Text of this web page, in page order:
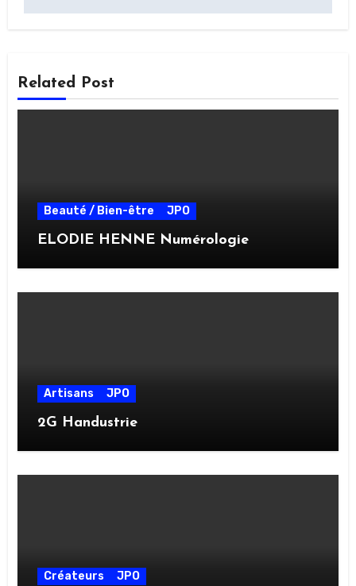
Related Post
Beauté / Bien-être JPO
ELODIE HENNE Numérologie
Artisans JPO
2G Handustrie
Créateurs JPO